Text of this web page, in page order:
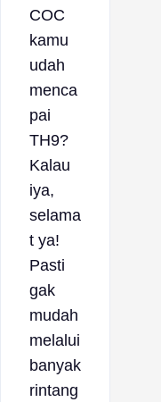
COC
kamu
udah
menca
pai
TH9?
Kalau
iya,
selama
t ya!
Pasti
gak
mudah
melalui
banyak
rintang